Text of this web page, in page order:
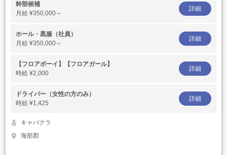
幹部候補
月給 ¥350,000～
詳細
ホール・黒服（社員）
月給 ¥350,000～
詳細
【フロアボーイ】【フロアガール】
時給 ¥2,000
詳細
ドライバー（女性の方のみ）
時給 ¥1,425
詳細
キャバクラ
海部郡